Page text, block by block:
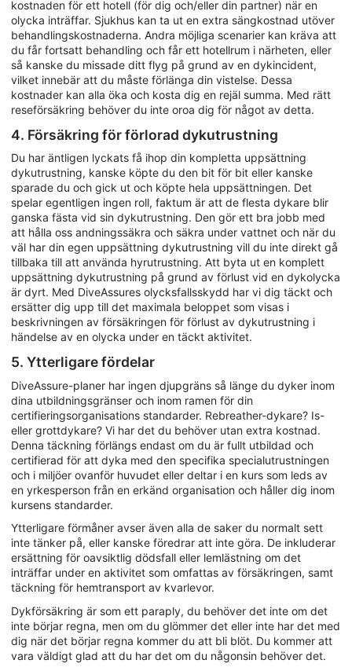
kostnaden för ett hotell (för dig och/eller din partner) när en
olycka inträffar. Sjukhus kan ta ut en extra sängkostnad utöver
behandlingskostnaderna. Andra möjliga scenarier kan kräva att
du får fortsatt behandling och får ett hotellrum i närheten, eller
så kanske du missade ditt flyg på grund av en dykincident,
vilket innebär att du måste förlänga din vistelse. Dessa
kostnader kan alla öka och kosta dig en rejäl summa. Med rätt
reseförsäkring behöver du inte oroa dig för något av detta.
4. Försäkring för förlorad dykutrustning
Du har äntligen lyckats få ihop din kompletta uppsättning
dykutrustning, kanske köpte du den bit för bit eller kanske
sparade du och gick ut och köpte hela uppsättningen. Det
spelar egentligen ingen roll, faktum är att de flesta dykare blir
ganska fästa vid sin dykutrustning. Den gör ett bra jobb med
att hålla oss andningssäkra och säkra under vattnet och när du
väl har din egen uppsättning dykutrustning vill du inte direkt gå
tillbaka till att använda hyrutrustning. Att byta ut en komplett
uppsättning dykutrustning på grund av förlust vid en dykolycka
är dyrt. Med DiveAssures olycksfallsskydd har vi dig täckt och
ersätter dig upp till det maximala beloppet som visas i
beskrivningen av försäkringen för förlust av dykutrustning i
händelse av en olycka under en täckt aktivitet.
5. Ytterligare fördelar
DiveAssure-planer har ingen djupgräns så länge du dyker inom
dina utbildningsgränser och inom ramen för din
certifieringsorganisations standarder. Rebreather-dykare? Is-
eller grottdykare? Vi har det du behöver utan extra kostnad.
Denna täckning förlängs endast om du är fullt utbildad och
certifierad för att dyka med den specifika specialutrustningen
och i miljöer ovanför huvudet eller deltar i en kurs som leds av
en yrkesperson från en erkänd organisation och håller dig inom
kursens standarder.
Ytterligare förmåner avser även alla de saker du normalt sett
inte tänker på, eller kanske föredrar att inte göra. De inkluderar
ersättning för oavsiktlig dödsfall eller lemlästning om det
inträffar under en aktivitet som omfattas av försäkringen, samt
täckning för hemtransport av kvarlevor.
Dykförsäkring är som ett paraply, du behöver det inte om det
inte börjar regna, men om du glömmer det eller inte har det med
dig när det börjar regna kommer du att bli blöt. Du kommer att
vara väldigt glad att du har det om du någonsin behöver det.